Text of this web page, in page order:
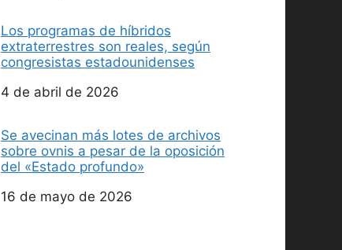
Los programas de híbridos
extraterrestres son reales, según
congresistas estadounidenses
Fecha
4 de abril de 2026
Se avecinan más lotes de archivos
sobre ovnis a pesar de la oposición
del «Estado profundo»
Fecha
16 de mayo de 2026